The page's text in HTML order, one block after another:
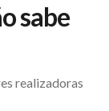
sabe
realizadoras